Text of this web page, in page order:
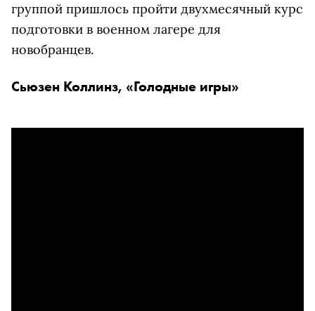
группой пришлось пройти двухмесячный курс
подготовки в военном лагере для
новобранцев.
Сьюзен Коллинз, «Голодные игры»